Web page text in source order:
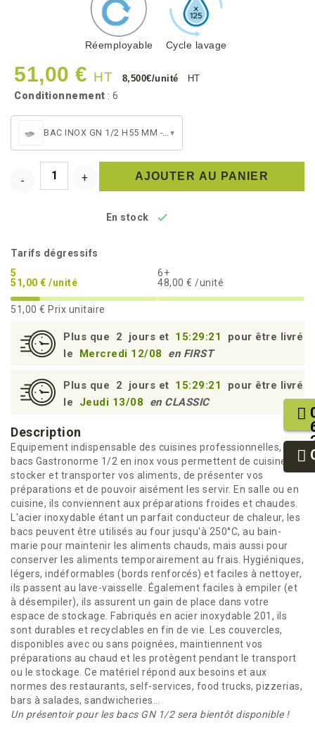
Réemployable Cycle lavage
51,00 € HT 8,500€/unité HT
Conditionnement : 6
BAC INOX GN 1/2 H55 MM - 3.2L ▾
AJOUTER AU PANIER
En stock 
Tarifs dégressifs
5
51,00 € /unité
6+
48,00 € /unité
51,00 € Prix unitaire
Plus que 2 jours et 15:29:21
pour être livré
le
Mercredi 12/08 en FIRST
Plus que 2 jours et 15:29:21
pour être livré
le
Jeudi 13/08 en CLASSIC
Description
Equipement indispensable des cuisines professionnelles, les
bacs Gastronorme 1/2 en inox vous permettent de cuisiner,
stocker et transporter vos aliments, de présenter vos
préparations et de pouvoir aisément les servir. En salle ou en
cuisine, ils conviennent aux préparations froides et chaudes.
L'acier inoxydable étant un parfait conducteur de chaleur, les
bacs peuvent être utilisés au four jusqu'à 250°C, au bain-
marie pour maintenir les aliments chauds, mais aussi pour
conserver les aliments temporairement au frais. Hygiéniques,
légers, indéformables (bords renforcés) et faciles à nettoyer,
ils passent au lave-vaisselle. Également faciles à empiler (et
à désempiler), ils assurent un gain de place dans votre
espace de stockage. Fabriqués en acier inoxydable 201, ils
sont durables et recyclables en fin de vie. Les couvercles,
disponibles avec ou sans poignées, maintiennent vos
préparations au chaud et les protègent pendant le transport
ou le stockage. Ce matériel répond aux besoins et aux
normes des restaurants, self-services, food trucks, pizzerias,
bars à salades, sandwicheries...
Un présentoir pour les bacs GN 1/2 sera bientôt disponible !